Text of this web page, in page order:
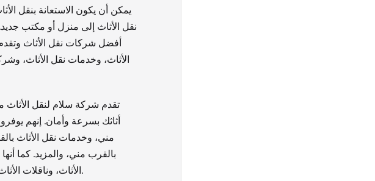
يمكن أن يكون الاستعانة بنقل
نقل الأثاث إلى منزل أو مكتب
أفضل شركات نقل الأثاث
الأثاث، وخدمات نقل الأثاث،
تقدم شركة سلام لنقل
أثاثك بسرعة وأمان. إنهم
مني، وخدمات نقل الأثاث
بالقرب مني، والمزيد. كما
الأثاث، وناقلات الأثاث المكتبي، ونقل الأثاث الثقيل، ونقل قطعة أثاث واحدة.